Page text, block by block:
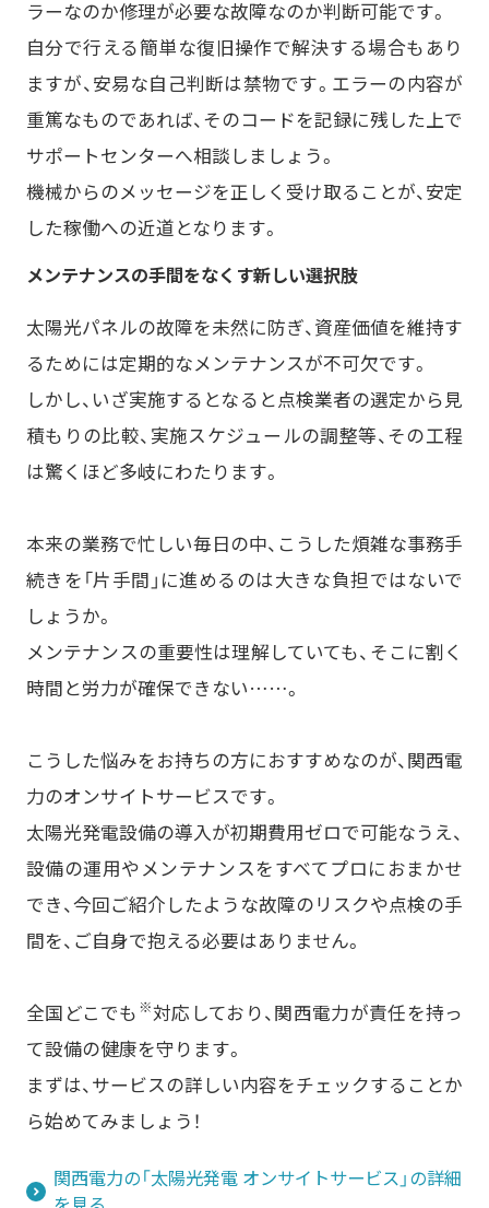
ラーなのか修理が必要な故障なのか判断可能です。
自分で行える簡単な復旧操作で解決する場合もあり
ますが、安易な自己判断は禁物です。エラーの内容が
重篤なものであれば、そのコードを記録に残した上で
サポートセンターへ相談しましょう。
機械からのメッセージを正しく受け取ることが、安定
した稼働への近道となります。
メンテナンスの手間をなくす新しい選択肢
太陽光パネルの故障を未然に防ぎ、資産価値を維持す
るためには定期的なメンテナンスが不可欠です。
しかし、いざ実施するとなると点検業者の選定から見
積もりの比較、実施スケジュールの調整等、その工程
は驚くほど多岐にわたります。
本来の業務で忙しい毎日の中、こうした煩雑な事務手
続きを「片手間」に進めるのは大きな負担ではないで
しょうか。
メンテナンスの重要性は理解していても、そこに割く
時間と労力が確保できない……。
こうした悩みをお持ちの方におすすめなのが、関西電
力のオンサイトサービスです。
太陽光発電設備の導入が初期費用ゼロで可能なうえ、
設備の運用やメンテナンスをすべてプロにおまかせ
でき、今回ご紹介したような故障のリスクや点検の手
間を、ご自身で抱える必要はありません。
全国どこでも ※対応しており、関西電力が責任を持っ
て設備の健康を守ります。
まずは、サービスの詳しい内容をチェックすることか
ら始めてみましょう！
関西電力の「太陽光発電 オンサイトサービス」の詳細